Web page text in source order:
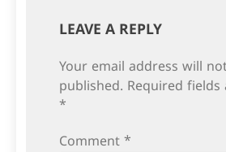
LEAVE A REPLY
Your email address will
published. Required fields
*
Comment *